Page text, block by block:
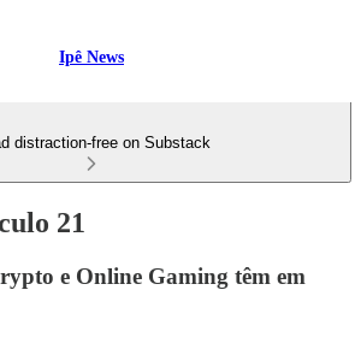
Ipê News
distraction-free on Substack
21
e Online Gaming têm em